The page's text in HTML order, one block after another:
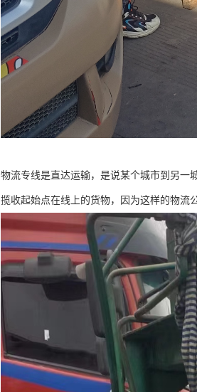
物流专线是直达运输，是说某个城市到另一
揽收起始点在线上的货物，因为这样的物流